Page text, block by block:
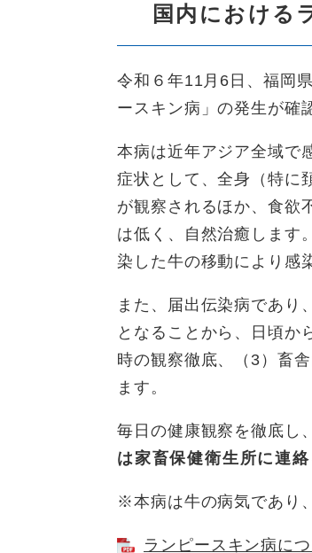
国内における
令和６年11月6日、福岡
ースキン病」の発生が確
本病は近年アジア全域で
症状として、全身（特に
が観察されるほか、食欲
は低く、自然治癒します
染した牛の移動により感
また、届出伝染病であり
となることから、日頃か
時の観察徹底、（3）畜
ます。
毎日の健康観察を徹底し、
は家畜保健衛生所に連絡
※本病は牛の病気であり
ランピースキン病に